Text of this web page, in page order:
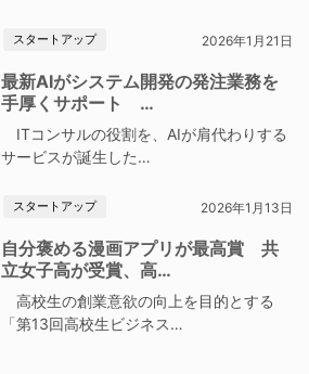
スタートアップ 2026年1月21日
最新AIがシステム開発の発注業務を
手厚くサポート …
ITコンサルの役割を、AIが肩代わりする
サービスが誕生した…
スタートアップ 2026年1月13日
自分褒める漫画アプリが最高賞 共
立女子高が受賞、高…
高校生の創業意欲の向上を目的とする
「第13回高校生ビジネス…